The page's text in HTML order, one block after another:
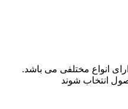
انواع مختلفی می باشد.
انتخاب شوند